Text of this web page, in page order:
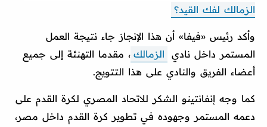
الزمالك لفك القيد؟
وأكد رئيس «فيفا» أن هذا الإنجاز جاء نتيجة العمل
المستمر داخل نادي
الزمالك ، مقدما التهنئة إلى جميع
أعضاء الفريق والنادي على هذا التتويج.
كما وجه إنفانتينو الشكر للاتحاد المصري لكرة القدم على
دعمه المستمر وجهوده في تطوير كرة القدم داخل مصر،